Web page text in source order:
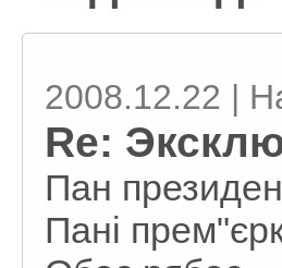
2008.12.22 |
Re:
Пан
Пані